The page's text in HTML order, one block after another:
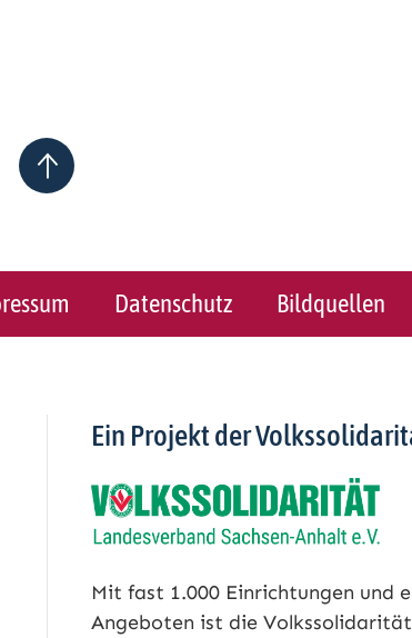
Datenschutz Bildquellen
Ein Projekt der
Mit fast 1.000 Einrichtungen und
Angeboten ist die